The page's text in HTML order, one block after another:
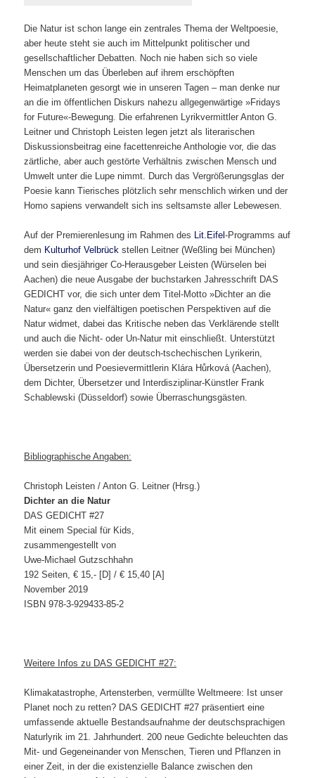
Die Natur ist schon lange ein zentrales Thema der Weltpoesie,
aber heute steht sie auch im Mittelpunkt politischer und
gesellschaftlicher Debatten. Noch nie haben sich so viele
Menschen um das Überleben auf ihrem erschöpften
Heimatplaneten gesorgt wie in unseren Tagen – man denke nur
an die im öffentlichen Diskurs nahezu allgegenwärtige »Fridays
for Future«-Bewegung. Die erfahrenen Lyrikvermittler Anton G.
Leitner und Christoph Leisten legen jetzt als literarischen
Diskussionsbeitrag eine facettenreiche Anthologie vor, die das
zärtliche, aber auch gestörte Verhältnis zwischen Mensch und
Umwelt unter die Lupe nimmt. Durch das Vergrößerungsglas der
Poesie kann Tierisches plötzlich sehr menschlich wirken und der
Homo sapiens verwandelt sich ins seltsamste aller Lebewesen.
Auf der Premierenlesung im Rahmen des Lit.Eifel-Programms auf
dem Kulturhof Velbrück stellen Leitner (Weßling bei München)
und sein diesjähriger Co-Herausgeber Leisten (Würselen bei
Aachen) die neue Ausgabe der buchstarken Jahresschrift DAS
GEDICHT vor, die sich unter dem Titel-Motto »Dichter an die
Natur« ganz den vielfältigen poetischen Perspektiven auf die
Natur widmet, dabei das Kritische neben das Verklärende stellt
und auch die Nicht- oder Un-Natur mit einschließt. Unterstützt
werden sie dabei von der deutsch-tschechischen Lyrikerin,
Übersetzerin und Poesievermittlerin Klára Hůrková (Aachen),
dem Dichter, Übersetzer und Interdisziplinar-Künstler Frank
Schablewski (Düsseldorf) sowie Überraschungsgästen.
Bibliographische Angaben:
Christoph Leisten / Anton G. Leitner (Hrsg.)
Dichter an die Natur
DAS GEDICHT #27
Mit einem Special für Kids,
zusammengestellt von
Uwe-Michael Gutzschhahn
192 Seiten, € 15,- [D] / € 15,40 [A]
November 2019
ISBN 978-3-929433-85-2
Weitere Infos zu DAS GEDICHT #27:
Klimakatastrophe, Artensterben, vermüllte Weltmeere: Ist unser
Planet noch zu retten? DAS GEDICHT #27 präsentiert eine
umfassende aktuelle Bestandsaufnahme der deutschsprachigen
Naturlyrik im 21. Jahrhundert. 200 neue Gedichte beleuchten das
Mit- und Gegeneinander von Menschen, Tieren und Pflanzen in
einer Zeit, in der die existenzielle Balance zwischen den